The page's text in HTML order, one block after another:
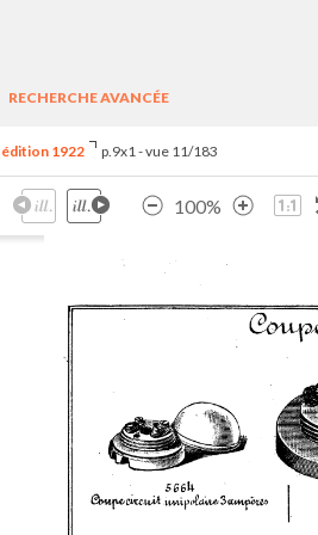
RECHERCHE AVANCÉE
1922 p.9x1 - vue 11/183
100%